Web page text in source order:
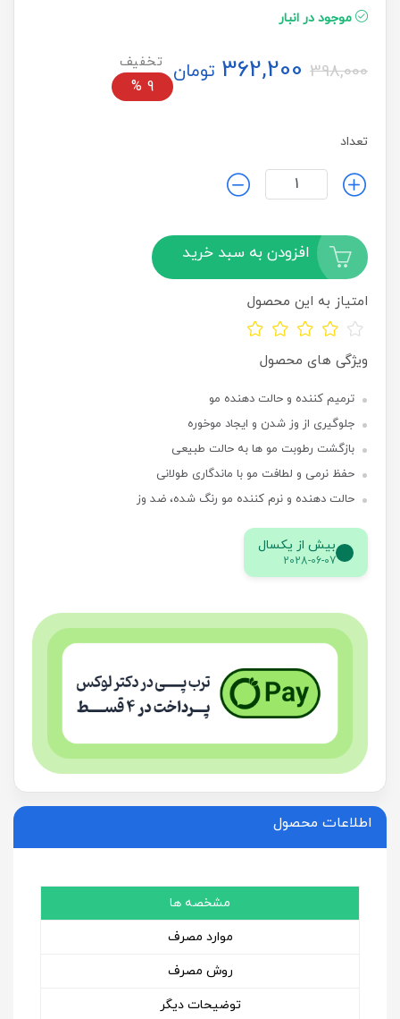
موجود در انبار
398,000 تومان
9
%
تعداد
افزودن به سبد خرید
امتیاز به این محصول
ویژگی های محصول
ترمیم کننده و حالت دهنده مو
جلوگیری از وز شدن و ایجاد موخوره
بازگشت رطوبت مو ها به حالت طبیعی
حفظ نرمی و لطافت مو با ماندگاری طولانی
حالت دهنده و نرم کننده مو رنگ شده، ضد وز
بیش از یکسال
2028-06-07
اطلاعات محصول
مشخصه ها
موارد مصرف
روش مصرف
توضیحات دیگر